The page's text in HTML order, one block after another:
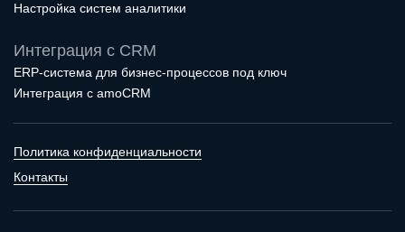
Настройка систем аналитики
Интеграция с CRM
ERP-система для бизнес-процессов под ключ
Интеграция с amoCRM
Политика конфиденциальности
Контакты